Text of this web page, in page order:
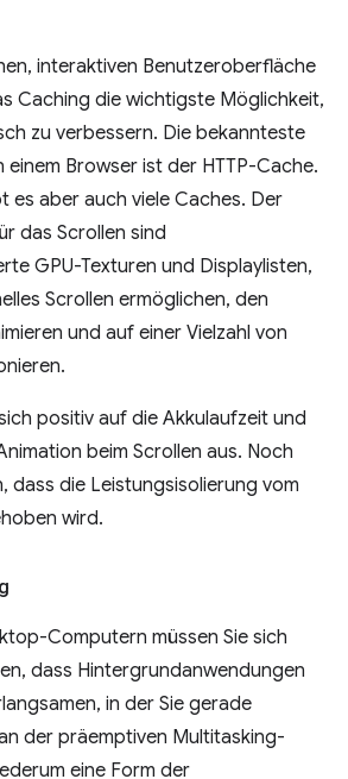
interaktiven Benutzeroberfläche
Caching die wichtigste Möglichkeit,
zu verbessern. Die bekannteste
Browser ist der HTTP-Cache.
es aber auch viele Caches. Der
das Scrollen sind
GPU-Texturen und Displaylisten,
Scrollen ermöglichen, den
und auf einer Vielzahl von
positiv auf die Akkulaufzeit und
beim Scrollen aus. Noch
dass die Leistungsisolierung vom
wird.
Computern müssen Sie sich
dass Hintergrundanwendungen
in der Sie gerade
der präemptiven Multitasking-
eine Form der